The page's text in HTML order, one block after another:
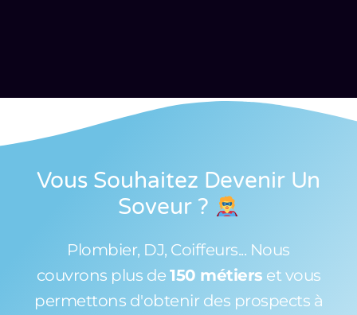
Vous Souhaitez Devenir Un
Soveur ?
Plombier, DJ, Coiffeurs... Nous
couvrons plus de 150 métiers et vous
permettons d'obtenir des prospects à